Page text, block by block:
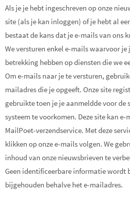
Als je je hebt ingeschreven op onze
site (als je kan inloggen) of je hebt al
bestaat de kans dat je e-mails van ons
We versturen enkel e-mails waarvoor
betrekking hebben op diensten die we
Om e-mails naar je te versturen,
mailadres die je opgeeft. Onze site
gebruikte toen je je aanmeldde voor de
systeem te voorkomen. Deze site kan
MailPoet-verzendservice. Met deze
klikken op onze e-mails volgen. We
inhoud van onze nieuwsbrieven te
Geen identificeerbare informatie wordt
bijgehouden behalve het e-mailadres.